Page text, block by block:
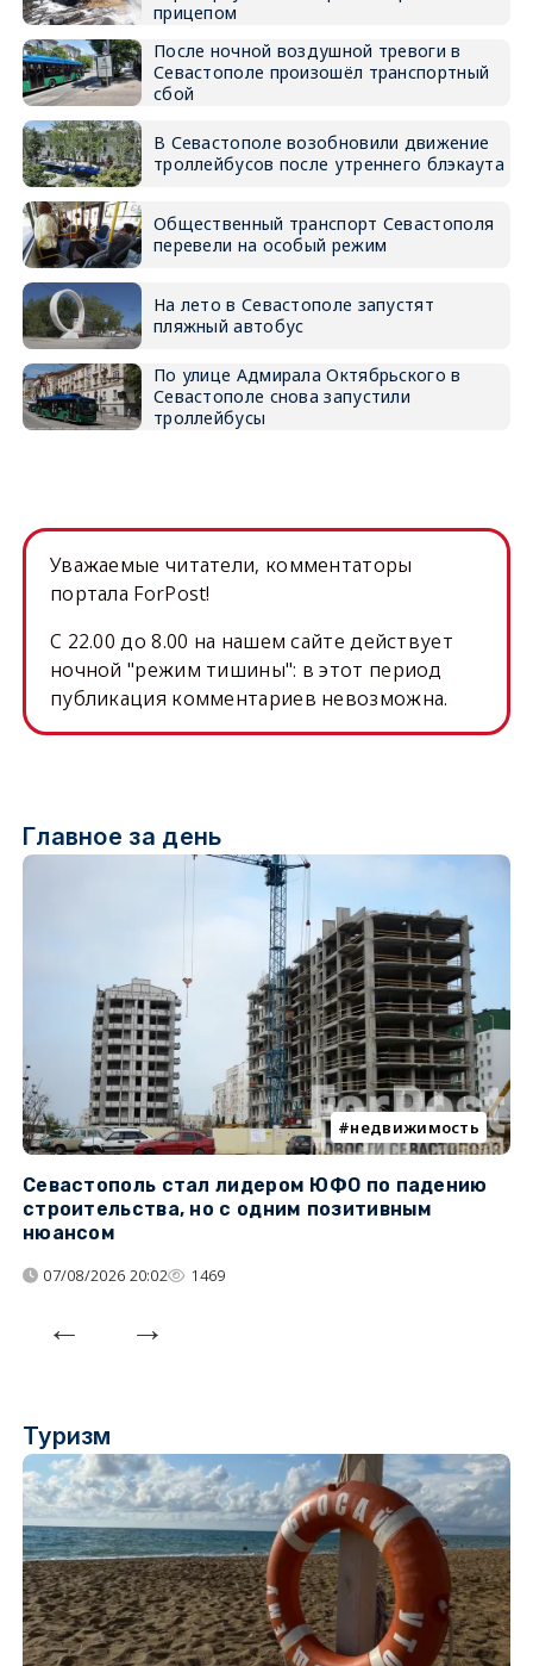
прицепом
После ночной воздушной тревоги в
Севастополе произошёл транспортный
сбой
В Севастополе возобновили движение
троллейбусов после утреннего блэкаута
Общественный транспорт Севастополя
перевели на особый режим
На лето в Севастополе запустят
пляжный автобус
По улице Адмирала Октябрьского в
Севастополе снова запустили
троллейбусы
Уважаемые читатели, комментаторы
портала ForPost!
C 22.00 до 8.00 на нашем сайте действует
ночной "режим тишины": в этот период
публикация комментариев невозможна.
Главное за день
недвижимость
Севастополь стал лидером ЮФО по падению
строительства, но с одним позитивным
нюансом
07/08/2026 20:02 1469
Туризм